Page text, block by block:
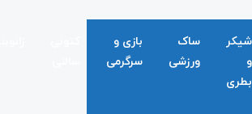
شیکر
و
بطری
ساک
ورزشی
بازی و
سرگرمی